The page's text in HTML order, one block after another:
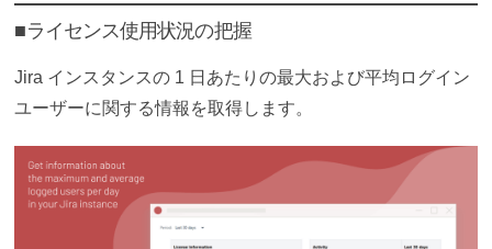
■ライセンス使用状況の把握
Jira インスタンスの 1 日あたりの最大および平均ログイン
ユーザーに関する情報を取得します。